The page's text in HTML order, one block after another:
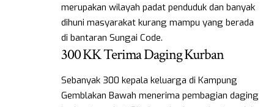
merupakan wilayah padat penduduk dan banyak
dihuni masyarakat kurang mampu yang berada
di bantaran Sungai Code.
300 KK Terima Daging Kurban
Sebanyak 300 kepala keluarga di Kampung
Gemblakan Bawah menerima pembagian daging